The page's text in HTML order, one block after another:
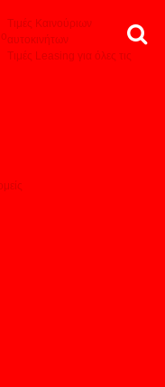
Τιμές Καινούριων
αυτοκινήτων
Τιμές Leasing για όλες τις